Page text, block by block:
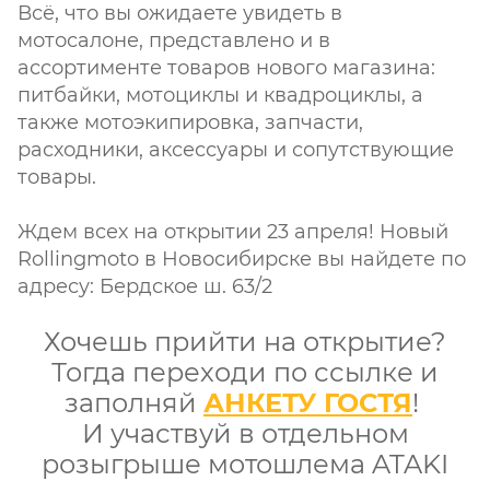
Всё, что вы ожидаете увидеть в
мотосалоне, представлено и в
ассортименте товаров нового магазина:
питбайки, мотоциклы и квадроциклы, а
также мотоэкипировка, запчасти,
расходники, аксессуары и сопутствующие
товары.
Ждем всех на открытии 23 апреля! Новый
Rollingmoto в Новосибирске вы найдете по
адресу: Бердское ш. 63/2
Хочешь прийти на открытие?
Тогда переходи по ссылке и
заполняй АНКЕТУ ГОСТЯ!
И участвуй в отдельном
розыгрыше мотошлема ATAKI